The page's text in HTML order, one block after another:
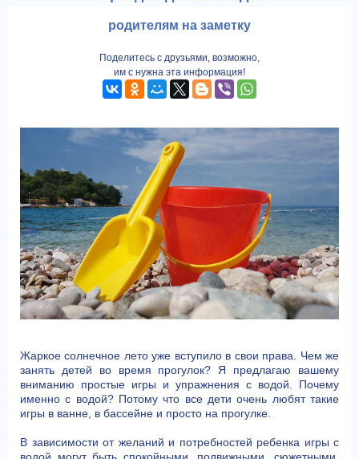
родителям на заметку
Поделитесь с друзьями, возможно,
им с нужна эта информация!
Жаркое солнечное лето уже вступило в свои права. Чем же
занять детей во время прогулок? Я предлагаю вашему
вниманию простые игры и упражнения с водой. Почему
именно с водой? Потому что все дети очень любят такие
игры в ванне, в бассейне и просто на прогулке.
В зависимости от желаний и потребностей ребенка игры с
водой могут быть спокойными, подвижными, сюжетными.